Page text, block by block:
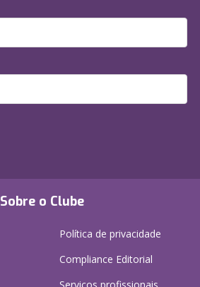
Sobre o Clube
Política de privacidade
Compliance Editorial